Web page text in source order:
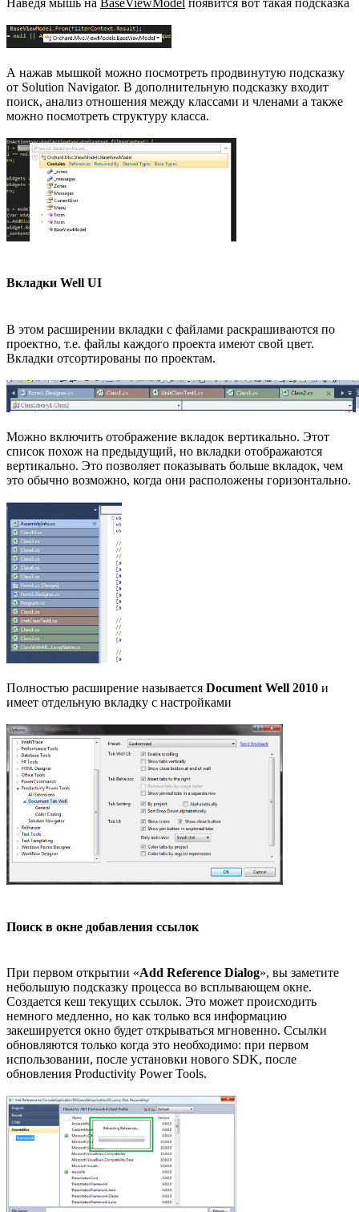
А нажав мышкой можно посмотреть продвинутую подсказку
от Solution Navigator. В дополнительную подсказку входит
поиск, анализ отношения между классами и членами а также
можно посмотреть структуру класса.
Вкладки Well UI
В этом расширении вкладки с файлами раскрашиваются по
проектно, т.е. файлы каждого проекта имеют свой цвет.
Вкладки отсортированы по проектам.
Можно включить отображение вкладок вертикально. Этот
список похож на предыдущий, но вкладки отображаются
вертикально. Это позволяет показывать больше вкладок, чем
это обычно возможно, когда они расположены горизонтально.
Полностью расширение называется Document Well 2010 и
имеет отдельную вкладку с настройками
Поиск в окне добавления ссылок
При первом открытии «Add Reference Dialog», вы заметите
небольшую подсказку процесса во всплывающем окне.
Создается кеш текущих ссылок. Это может происходить
немного медленно, но как только вся информацию
закешируется окно будет открываться мгновенно. Ссылки
обновляются только когда это необходимо: при первом
использовании, после установки нового SDK, после
обновления Productivity Power Tools.